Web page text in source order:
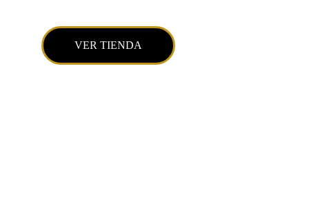
VER TIENDA